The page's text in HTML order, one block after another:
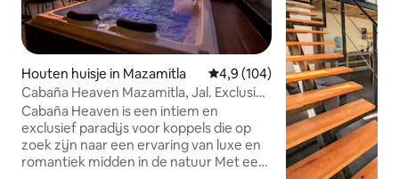
Houten huisje in Mazamitla Gemiddelde beoordeling van
4,9 (104)
Cabaña Heaven Mazamitla, Jal. Exclusief
voor volwassenen
Cabaña Heaven is een intiem en
exclusief paradijs voor koppels die op
zoek zijn naar een ervaring van luxe en
romantiek midden in de natuur Met een